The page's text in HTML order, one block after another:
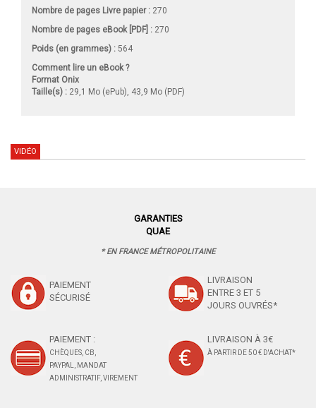
Nombre de pages Livre papier: 270
Nombre de pages eBook [PDF] : 270
Poids (en grammes) : 564
Comment lire un eBook ?
Format Onix
Taille(s) : 29,1 Mo (ePub), 43,9 Mo (PDF)
VIDÉO
GARANTIES
QUAE
* EN FRANCE MÉTROPOLITAINE
PAIEMENT
SÉCURISÉ
LIVRAISON
ENTRE 3 ET 5
JOURS OUVRÉS*
PAIEMENT :
CHÈQUES, CB,
PAYPAL, MANDAT
ADMINISTRATIF, VIREMENT
LIVRAISON À 3€
À PARTIR DE 50 € D'ACHAT*